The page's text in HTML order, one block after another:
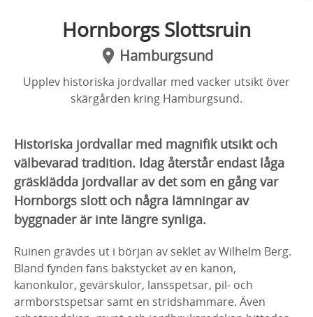
Hornborgs Slottsruin
Hamburgsund
Upplev historiska jordvallar med vacker utsikt över
skärgården kring Hamburgsund.
Historiska jordvallar med magnifik utsikt och
välbevarad tradition. Idag återstår endast låga
gräsklädda jordvallar av det som en gång var
Hornborgs slott och några lämningar av
byggnader är inte längre synliga.
Ruinen grävdes ut i början av seklet av Wilhelm Berg.
Bland fynden fans bakstycket av en kanon,
kanonkulor, gevärskulor, lansspetsar, pil- och
armborstspetsar samt en stridshammare. Även